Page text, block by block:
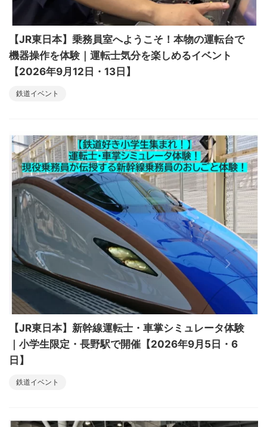
【JR東日本】乗務員室へようこそ！本物の運転台で
機器操作を体験｜運転士気分を楽しめるイベント
【2026年9月12日・13日】
鉄道イベント
【JR東日本】新幹線運転士・車掌シミュレータ体験
｜小学生限定・長野駅で開催【2026年9月5日・6
日】
鉄道イベント